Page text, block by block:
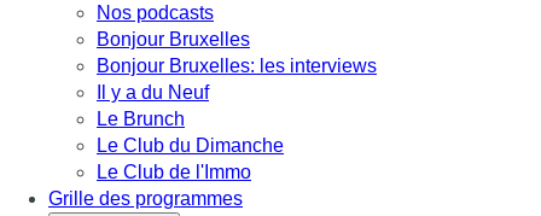
Nos podcasts
Bonjour Bruxelles
Bonjour Bruxelles: les interviews
Il y a du Neuf
Le Brunch
Le Club du Dimanche
Le Club de l'Immo
Grille des programmes